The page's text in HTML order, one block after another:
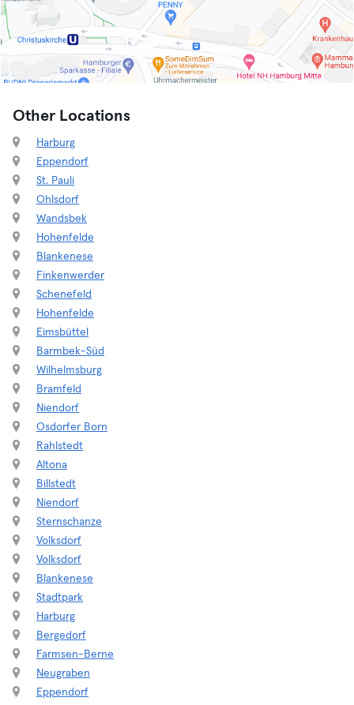
Other Locations
Harburg
Eppendorf
St. Pauli
Ohlsdorf
Wandsbek
Hohenfelde
Blankenese
Finkenwerder
Schenefeld
Hohenfelde
Eimsbüttel
Barmbek-Süd
Wilhelmsburg
Bramfeld
Niendorf
Osdorfer Born
Rahlstedt
Altona
Billstedt
Niendorf
Sternschanze
Volksdorf
Volksdorf
Blankenese
Stadtpark
Harburg
Bergedorf
Farmsen-Berne
Neugraben
Eppendorf